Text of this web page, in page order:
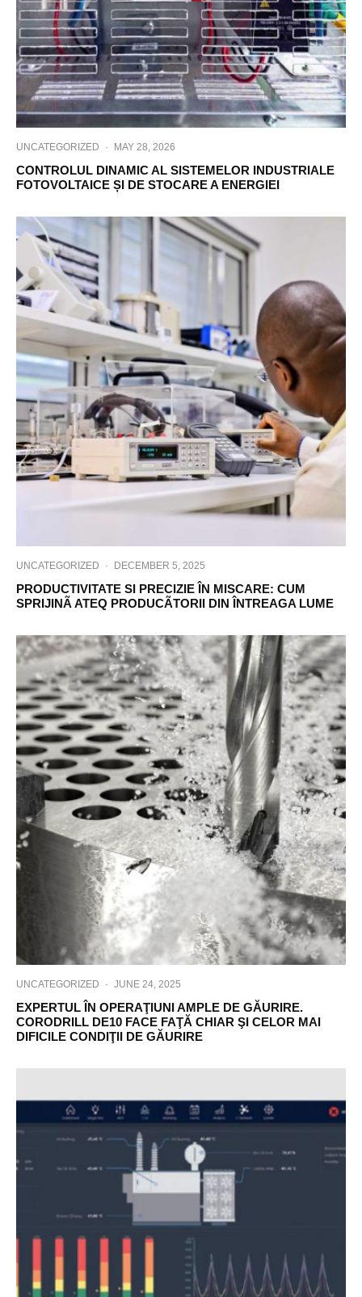
UNCATEGORIZED · MAY 28, 2026
CONTROLUL DINAMIC AL SISTEMELOR INDUSTRIALE
FOTOVOLTAICE ȘI DE STOCARE A ENERGIEI
UNCATEGORIZED · DECEMBER 5, 2025
PRODUCTIVITATE SI PRECIZIE ÎN MISCARE: CUM
SPRIJINÃ ATEQ PRODUCÃTORII DIN ÎNTREAGA LUME
UNCATEGORIZED · JUNE 24, 2025
EXPERTUL ÎN OPERAŢIUNI AMPLE DE GĂURIRE.
CORODRILL DE10 FACE FAŢĂ CHIAR ŞI CELOR MAI
DIFICILE CONDIŢII DE GĂURIRE